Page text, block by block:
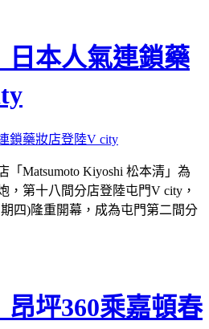
日本人氣連鎖藥
「Matsumoto Kiyoshi 松本清」為
，第十八間分店登陸屯門V city，
四)隆重開幕，成為屯門第二間分
昂坪360乘嘉頓春